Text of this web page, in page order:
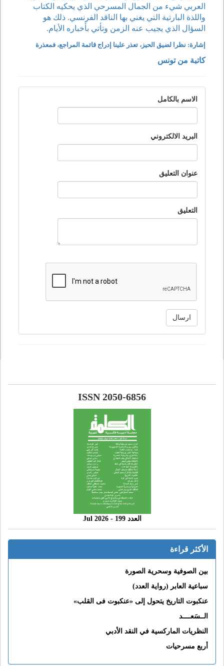
العربي شيء من الجمال المسرحي الذي يحكيه الكتاب
واللذة البارتية التي يغني بها الناقد الفرنسي. ذلك هو
السؤال الذي يجيب عنه الزمن وتأتي بأخباره الأيام.
إشارة: نظرا لضيق الحيز، تعذر علينا إدراج قائمة المراجع، فمعذرة
كاتبة من تونس
الاسم بالكامل
البريد الالكتروني
عنوان التعليق
التعليق
ارسال
ISSN 2050-6856
العدد 199 - 2026 Jul
الأكثر قراءة
بين الصوفية وسحرية الصورة
سباعية العابر (رواية العدد)
عنكبوت التاريخ يتحول إلى «عنكبوت فى القلب»
الــسَعــــد
النظريات الماركسية في النقد الأدبي
أربع مسرحيات